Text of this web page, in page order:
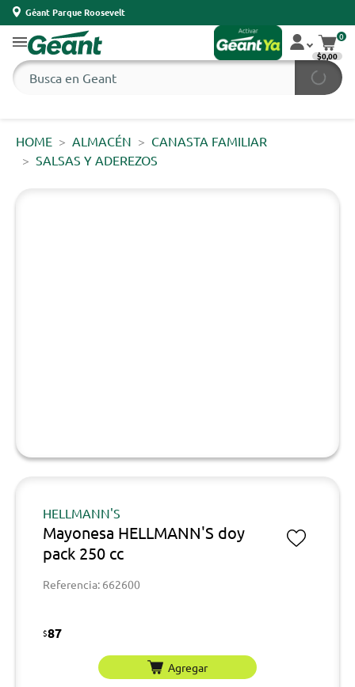
Géant Parque Roosevelt
0
$0,00
HOME ALMACÉN
CANASTA FAMILIAR
SALSAS Y ADEREZOS
HELLMANN'S
Mayonesa HELLMANN'S doy
pack 250 cc
Referencia: 662600
$87
Agregar